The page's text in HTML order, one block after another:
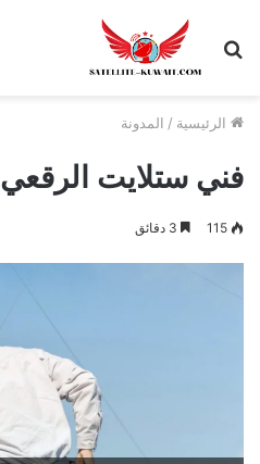
الرئيسية / المدونة
فني ستلايت الرقعي 50943939
115